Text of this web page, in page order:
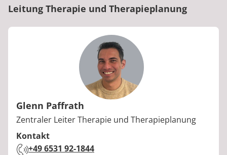
Leitung Therapie und Therapieplanung
Glenn Paffrath
Berufstitel:
Zentraler Leiter Therapie und Therapieplanung
Kontakt
Telefon:
+49 6531 92-1844